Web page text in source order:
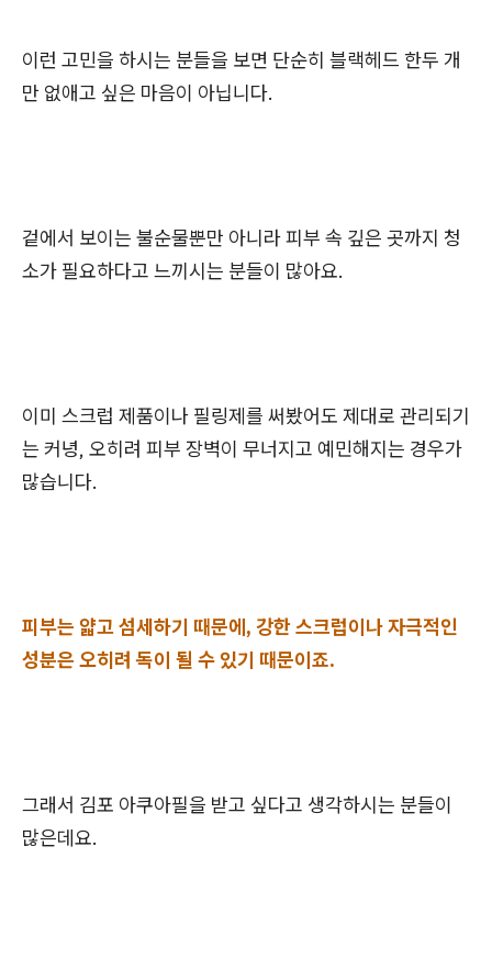
이런 고민을 하시는 분들을 보면 단순히 블랙헤드 한두 개
만 없애고 싶은 마음이 아닙니다.
겉에서 보이는 불순물뿐만 아니라 피부 속 깊은 곳까지 청
소가 필요하다고 느끼시는 분들이 많아요.
이미 스크럽 제품이나 필링제를 써봤어도 제대로 관리되기
는 커녕, 오히려 피부 장벽이 무너지고 예민해지는 경우가
많습니다.
피부는 얇고 섬세하기 때문에, 강한 스크럽이나 자극적인
성분은 오히려 독이 될 수 있기 때문이죠.
그래서 김포 아쿠아필을 받고 싶다고 생각하시는 분들이
많은데요.